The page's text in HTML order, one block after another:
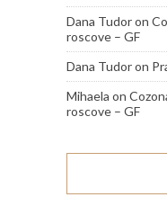
Dana Tudoron
roscove – GF
Dana Tudoron
Mihaela on
roscove – GF